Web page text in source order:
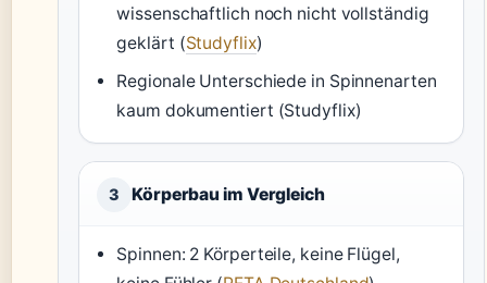
wissenschaftlich noch nicht vollständig
geklärt (Studyflix)
Regionale Unterschiede in Spinnenarten
kaum dokumentiert (Studyflix)
3 Körperbau im Vergleich
Spinnen: 2 Körperteile, keine Flügel,